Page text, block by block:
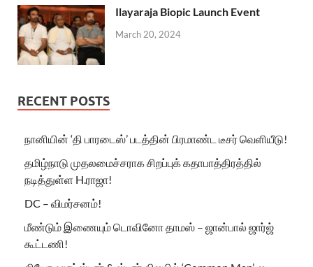
Ilayaraja Biopic Launch Event
March 20, 2024
RECENT POSTS
நானியின் ‘தி பாரடைஸ்’ படத்தின் பிரமாண்ட டீசர் வெளியீடு!
தமிழ்நாடு முதலமைச்சராக சிறப்புக் கதாபாத்திரத்தில்
நடித்துள்ள H.ராஜா!
DC – விமர்சனம்!
மீண்டும் இணையும் டொவினோ தாமஸ் – ஜான்பால் ஜார்ஜ்
கூட்டணி!